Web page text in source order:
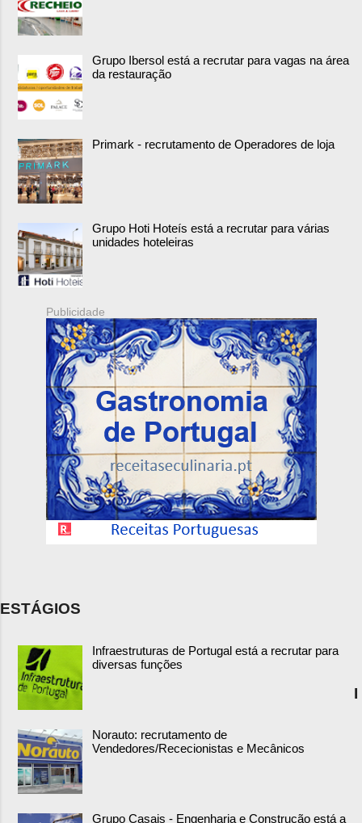
Grupo Ibersol está a recrutar para vagas na área
da restauração
Primark - recrutamento de Operadores de loja
Grupo Hoti Hoteís está a recrutar para várias
unidades hoteleiras
Publicidade
ESTÁGIOS
Infraestruturas de Portugal está a recrutar para
diversas funções
Norauto: recrutamento de
Vendedores/Rececionistas e Mecânicos
Grupo Casais - Engenharia e Construção está a
I